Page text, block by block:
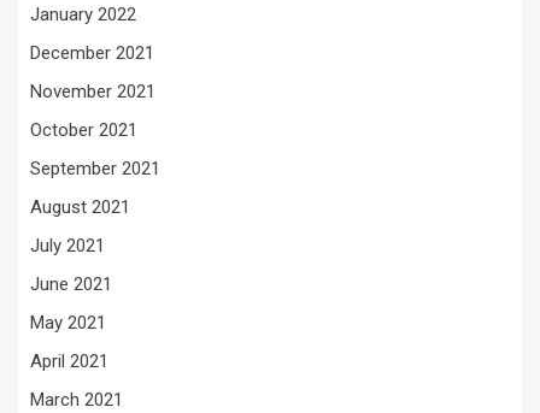
January 2022
December 2021
November 2021
October 2021
September 2021
August 2021
July 2021
June 2021
May 2021
April 2021
March 2021